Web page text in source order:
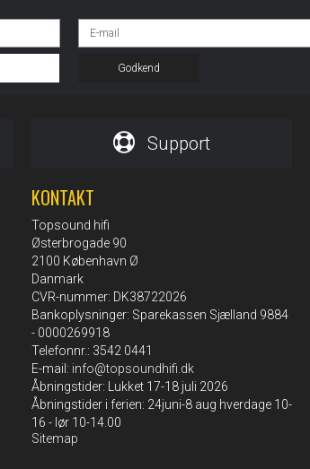
Godkend
Support
KONTAKT
Topsound hifi
Østerbrogade 90
2100 København Ø
Danmark
CVR-nummer: DK38722026
Bankoplysninger: Sparekassen Sjælland 9884
- 0000269918
Telefonnr.: 3542 0441
E-mail : info@topsoundhifi.dk
Åbningstider: Lukket 17-18 juli 2026
Åbningstider i ferien: 24juni-8 aug hverdage 10-
16 - lør 10-14.00
Sitemap